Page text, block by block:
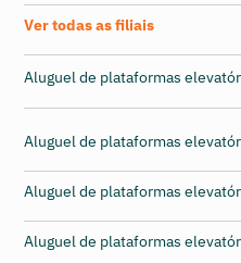
Ver todas as filiais
Aluguel de plataformas
Aluguel de plataformas
Aluguel de plataformas
Aluguel de plataformas